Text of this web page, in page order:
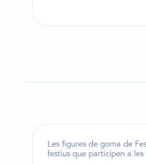
Lesfigures de goma de
festius que participen a